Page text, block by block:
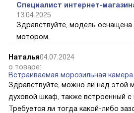
Специалист интернет-
13.04.2025
Здравствуйте, модель
мотором.
Наталья04.07.2024
о товаре:
Встраиваемая морозильная камера
Здравствуйте, можно ли над этой
духовой шкаф, также встроенный с
Требуется ли тогда какой-либо